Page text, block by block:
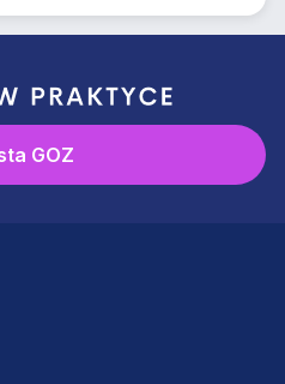
GOZ